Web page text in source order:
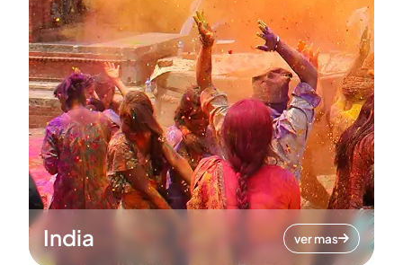
India ver mas